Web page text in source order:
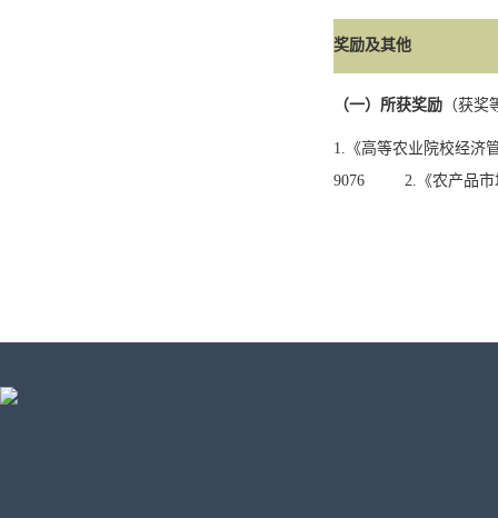
奖励及其他
（一）所获奖励 （获
1. 《高等农业院校经济
9076
2. 《农产品